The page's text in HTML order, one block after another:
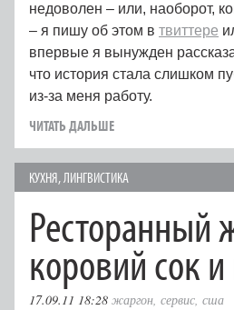
недоволен – или, наоборот,
– я пишу об этом в твиттере
впервые я вынужден
что история стала слишком
из-за меня работу.
ЧИТАТЬ ДАЛЬШЕ
КУХНЯ,ЛИНГВИСТИКА
Ресторанный
коровий сок
17.09.11 18:28 жаргон, сервис, сша